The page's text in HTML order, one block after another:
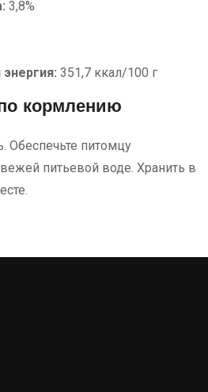
3,8%
351,7 ккал/100 г
кормлению
Обеспечьте питомцу
питьевой воде. Хранить в